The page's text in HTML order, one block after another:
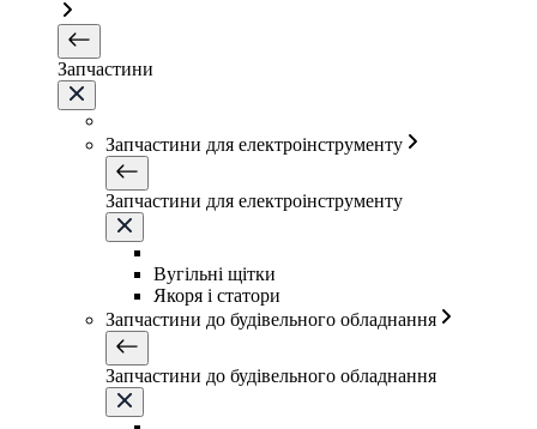
Запчастини
Запчастини для електроінструменту
Запчастини для електроінструменту
Вугільні щітки
Якоря і статори
Запчастини до будівельного обладнання
Запчастини до будівельного обладнання